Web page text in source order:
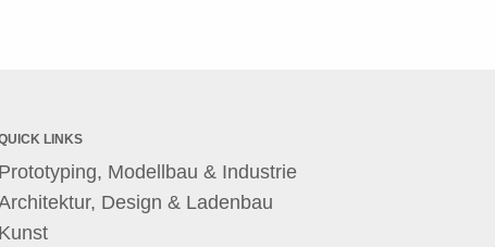
LINKS
Prototyping, Modellbau & Industrie
Design & Ladenbau
Kunst